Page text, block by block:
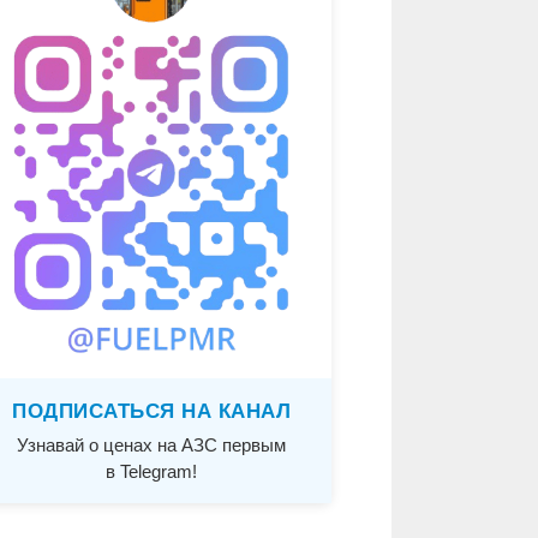
ПОДПИСАТЬСЯ НА КАНАЛ
Узнавай о ценах на АЗС первым
в Telegram!